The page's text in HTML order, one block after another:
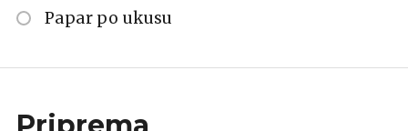
Papar po ukusu